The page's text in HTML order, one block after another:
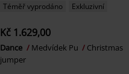
Téměř vyprodáno Exkluzivní
Kč 1.629,00
Dance Medvídek Pu
Christmas
jumper